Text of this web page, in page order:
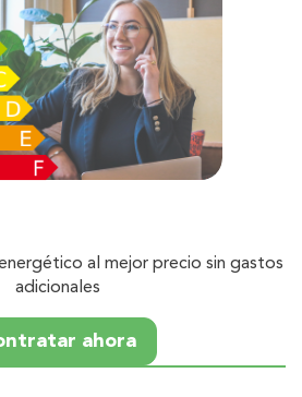
al mejor precio sin gastos
adicionales
ahora